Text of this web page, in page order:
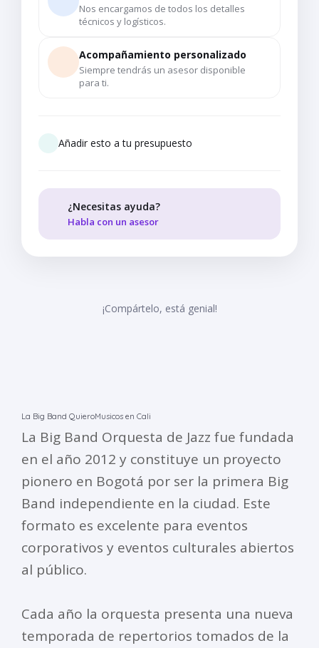
Nos encargamos de todos los detalles
técnicos y logísticos.
Acompañamiento personalizado
Siempre tendrás un asesor disponible
para ti.
Añadir esto a tu presupuesto
¿Necesitas ayuda?
Habla con un asesor
¡Compártelo, está genial!
La Big Band QuieroMusicos en Cali
La Big Band Orquesta de Jazz fue fundada
en el año 2012 y constituye un proyecto
pionero en Bogotá por ser la primera Big
Band independiente en la ciudad. Este
formato es excelente para eventos
corporativos y eventos culturales abiertos
al público.
Cada año la orquesta presenta una nueva
temporada de repertorios tomados de la